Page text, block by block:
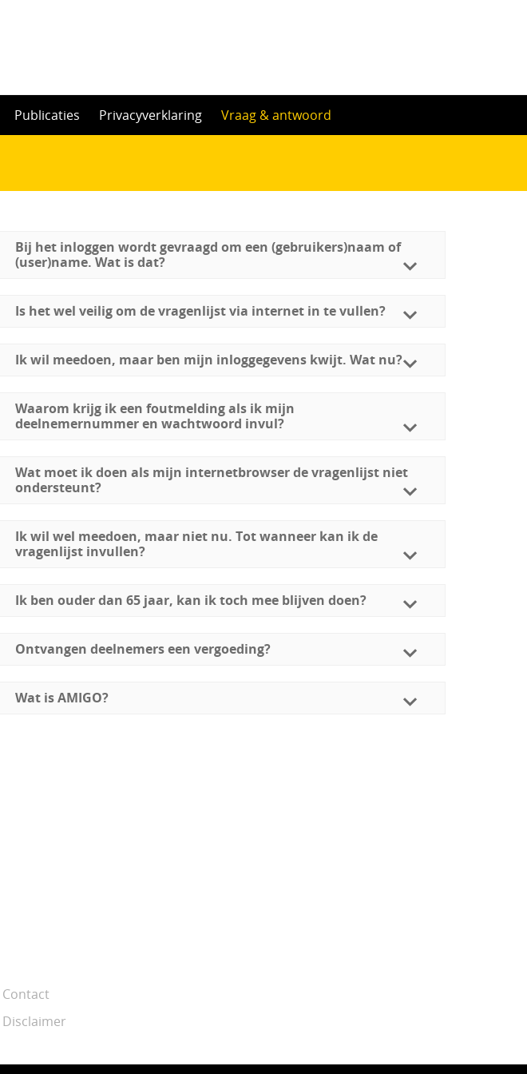
Publicaties Privacyverklaring Vraag & antwoord
Bij het inloggen wordt gevraagd om een (gebruikers)naam of
(user)name. Wat is dat?
Is het wel veilig om de vragenlijst via internet in te vullen?
Ik wil meedoen, maar ben mijn inloggegevens kwijt. Wat nu?
Waarom krijg ik een foutmelding als ik mijn
deelnemernummer en wachtwoord invul?
Wat moet ik doen als mijn internetbrowser de vragenlijst niet
ondersteunt?
Ik wil wel meedoen, maar niet nu. Tot wanneer kan ik de
vragenlijst invullen?
Ik ben ouder dan 65 jaar, kan ik toch mee blijven doen?
Ontvangen deelnemers een vergoeding?
Wat is AMIGO?
Contact
Disclaimer